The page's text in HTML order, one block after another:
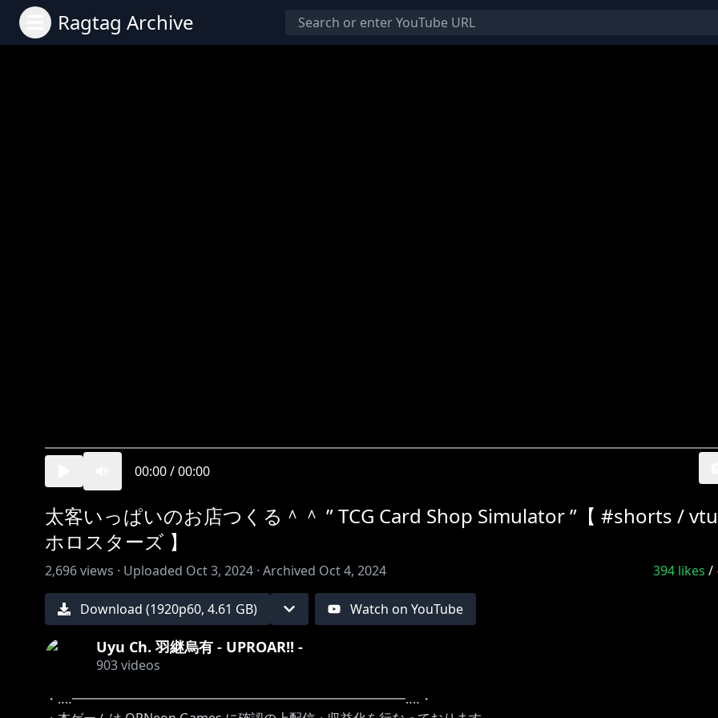
Ragtag Archive
00:00/00:00
太客いっぱいのお店つくる＾＾ ” TCG Card Shop Simulator ”【 #shorts /
ホロスターズ 】
2,696views · Uploaded Oct 3, 2024 · Archived Oct 4, 2024 394 likes /
Download (1920p60, 4.61 GB) Watch on YouTube
Uyu Ch. 羽継烏有 - UPROAR!! -
903videos
・‥‥━━━━━━━━━━━━━━━━━━━━━━━━━━‥‥・